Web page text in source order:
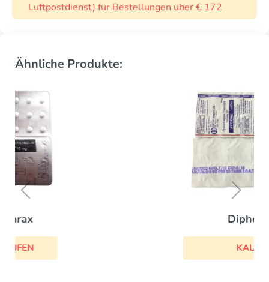
Luftpostdienst) für Bestellungen über € 172
Ähnliche Produkte: